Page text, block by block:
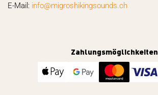
E-Mail: hc.sdnuosgnikihsorgim@ofni
Zahlungsmöglichkeiten